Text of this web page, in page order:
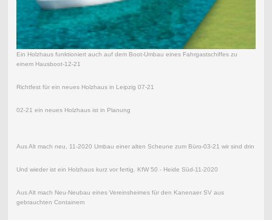
Ein Holzhaus funktioniert auch auf dem Boot-Umbau eines Fahrgastschiffes zu
einem Hausboot-12-21
Richtfest für ein neues Holzhaus in Leipzig 07-21
02-21 ein neues Holzhaus ist in Planung
Aus Alt mach neu, 11-2020 Umbau einer alten Scheune zum Büro-03-21 wir sind drin
Und wieder ist ein Holzhaus kurz vor fertig. KfW 50 - Heide Süd-11-2020
Aus Alt mach Neu-Neubau eines Vereinsheimes für den Kanenaer SV aus
gebrauchten Containern